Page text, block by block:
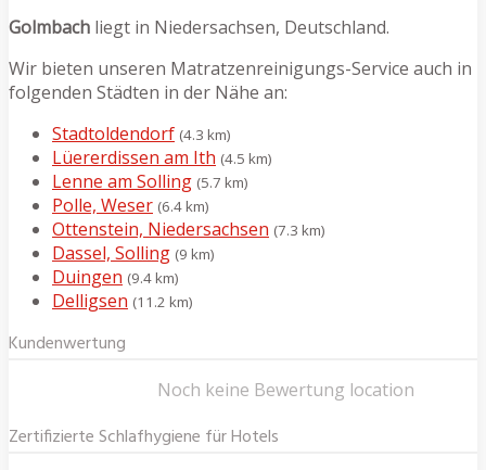
Golmbach liegt in Niedersachsen, Deutschland.
Wir bieten unseren Matratzenreinigungs-Service auch in
folgenden Städten in der Nähe an:
Stadtoldendorf (4.3 km)
Lüererdissen am Ith (4.5 km)
Lenne am Solling (5.7 km)
Polle, Weser (6.4 km)
Ottenstein, Niedersachsen (7.3 km)
Dassel, Solling (9 km)
Duingen (9.4 km)
Delligsen (11.2 km)
Kundenwertung
Noch keine Bewertung location
Zertifizierte Schlafhygiene für Hotels